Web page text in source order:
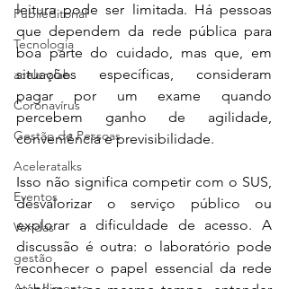
Publieditorial
Tecnologia
aceleralab
Coronavírus
Gestão de Pessoas
Aceleratalks
Eventos
Vendas
gestão
leitura pode ser limitada. Há pessoas
que dependem da rede pública para
boa parte do cuidado, mas que, em
situações específicas, consideram
pagar por um exame quando
percebem ganho de agilidade,
conveniência e previsibilidade.
Isso não significa competir com o SUS,
desvalorizar o serviço público ou
explorar a dificuldade de acesso. A
discussão é outra: o laboratório pode
reconhecer o papel essencial da rede